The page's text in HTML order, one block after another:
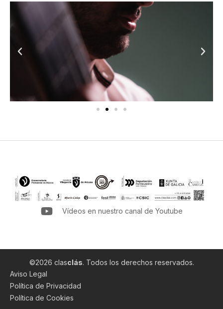
Vídeos en nuestro canal de Youtube
©2026 clasclás. Todos los derechos reservados.
Aviso Legal
Política de Privacidad
Política de Cookies